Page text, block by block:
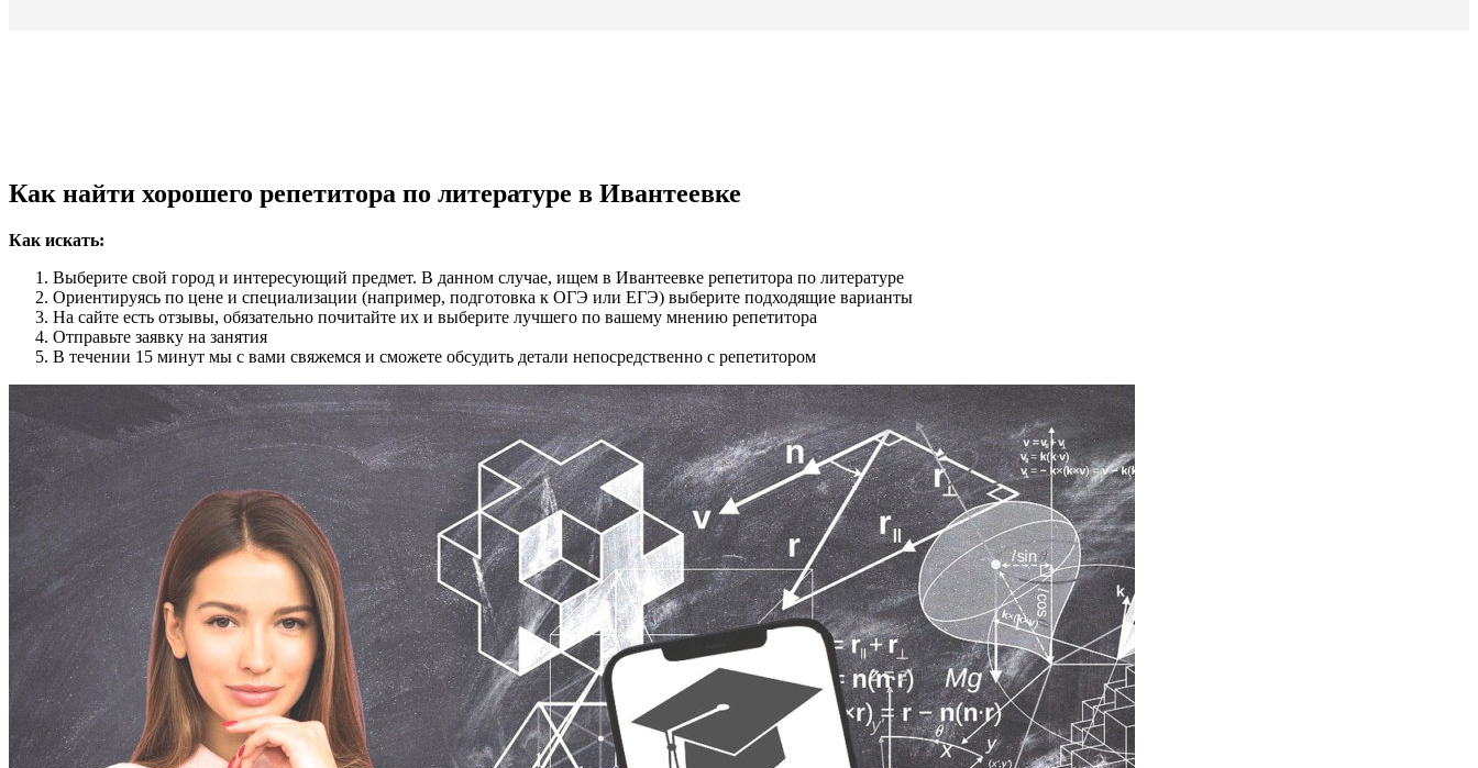
Как найти хорошего репетитора по литературе в Ивантеевке
Как искать:
Выберите свой город и интересующий предмет. В данном случае, ищем в Ивантеевке репетитора по литературе
Ориентируясь по цене и специализации (например, подготовка к ОГЭ или ЕГЭ) выберите подходящие варианты
На сайте есть отзывы, обязательно почитайте их и выберите лучшего по вашему мнению репетитора
Отправьте заявку на занятия
В течении 15 минут мы с вами свяжемся и сможете обсудить детали непосредственно с репетитором